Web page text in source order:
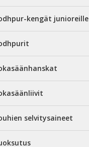
kengät junioreille
selvitysaineet